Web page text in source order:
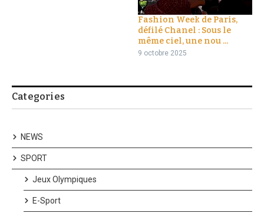
Fashion Week de Paris,
défilé Chanel : Sous le
même ciel, une nou ...
9 octobre 2025
Categories
NEWS
SPORT
Jeux Olympiques
E-Sport